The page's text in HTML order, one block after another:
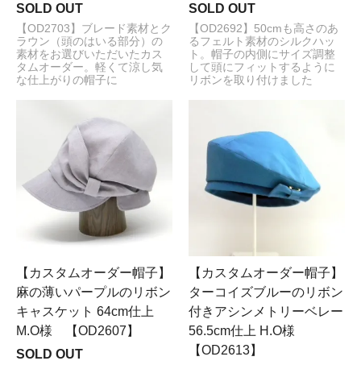
SOLD OUT
【OD2703】ブレード素材とク
ラウン（頭のはいる部分）の
素材をお選びいただいたカス
タムオーダー。軽くて涼し気
な仕上がりの帽子に
SOLD OUT
【OD2692】50cmも高さのあ
るフェルト素材のシルクハッ
ト。帽子の内側にサイズ調整
して頭にフィットするように
リボンを取り付けました
【カスタムオーダー帽子】
麻の薄いパープルのリボン
キャスケット 64cm仕上
M.O様 【OD2607】
SOLD OUT
【カスタムオーダー帽子】
ターコイズブルーのリボン
付きアシンメトリーベレー
56.5cm仕上 H.O様
【OD2613】